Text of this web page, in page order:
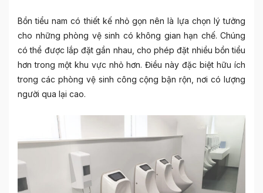
Bồn tiểu nam có thiết kế nhỏ gọn nên là lựa chọn lý tưởng
cho những phòng vệ sinh có không gian hạn chế. Chúng
có thể được lắp đặt gần nhau, cho phép đặt nhiều bồn tiểu
hơn trong một khu vực nhỏ hơn. Điều này đặc biệt hữu ích
trong các phòng vệ sinh công cộng bận rộn, nơi có lượng
người qua lại cao.